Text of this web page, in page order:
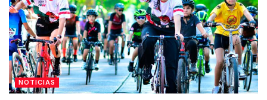
NOTICIAS